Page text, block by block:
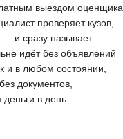
выездом оценщика
проверяет кузов,
— и сразу называет
идёт без объявлений
и в любом состоянии,
документов,
в день